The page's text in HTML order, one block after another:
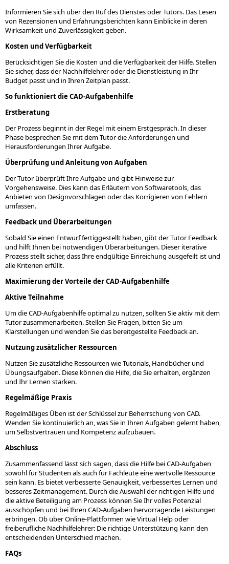
Informieren Sie sich über den Ruf des Dienstes oder Tutors. Das Lesen
von Rezensionen und Erfahrungsberichten kann Einblicke in deren
Wirksamkeit und Zuverlässigkeit geben.
Kosten und Verfügbarkeit
Berücksichtigen Sie die Kosten und die Verfügbarkeit der Hilfe. Stellen
Sie sicher, dass der Nachhilfelehrer oder die Dienstleistung in Ihr
Budget passt und in Ihren Zeitplan passt.
So funktioniert die CAD-Aufgabenhilfe
Erstberatung
Der Prozess beginnt in der Regel mit einem Erstgespräch. In dieser
Phase besprechen Sie mit dem Tutor die Anforderungen und
Herausforderungen Ihrer Aufgabe.
Überprüfung und Anleitung von Aufgaben
Der Tutor überprüft Ihre Aufgabe und gibt Hinweise zur
Vorgehensweise. Dies kann das Erläutern von Softwaretools, das
Anbieten von Designvorschlägen oder das Korrigieren von Fehlern
umfassen.
Feedback und Überarbeitungen
Sobald Sie einen Entwurf fertiggestellt haben, gibt der Tutor Feedback
und hilft Ihnen bei notwendigen Überarbeitungen. Dieser iterative
Prozess stellt sicher, dass Ihre endgültige Einreichung ausgefeilt ist und
alle Kriterien erfüllt.
Maximierung der Vorteile der CAD-Aufgabenhilfe
Aktive Teilnahme
Um die CAD-Aufgabenhilfe optimal zu nutzen, sollten Sie aktiv mit dem
Tutor zusammenarbeiten. Stellen Sie Fragen, bitten Sie um
Klarstellungen und wenden Sie das bereitgestellte Feedback an.
Nutzung zusätzlicher Ressourcen
Nutzen Sie zusätzliche Ressourcen wie Tutorials, Handbücher und
Übungsaufgaben. Diese können die Hilfe, die Sie erhalten, ergänzen
und Ihr Lernen stärken.
Regelmäßige Praxis
Regelmäßiges Üben ist der Schlüssel zur Beherrschung von CAD.
Wenden Sie kontinuierlich an, was Sie in Ihren Aufgaben gelernt haben,
um Selbstvertrauen und Kompetenz aufzubauen.
Abschluss
Zusammenfassend lässt sich sagen, dass die Hilfe bei CAD-Aufgaben
sowohl für Studenten als auch für Fachleute eine wertvolle Ressource
sein kann. Es bietet verbesserte Genauigkeit, verbessertes Lernen und
besseres Zeitmanagement. Durch die Auswahl der richtigen Hilfe und
die aktive Beteiligung am Prozess können Sie Ihr volles Potenzial
ausschöpfen und bei Ihren CAD-Aufgaben hervorragende Leistungen
erbringen. Ob über Online-Plattformen wie Virtual Help oder
freiberufliche Nachhilfelehrer: Die richtige Unterstützung kann den
entscheidenden Unterschied machen.
FAQs